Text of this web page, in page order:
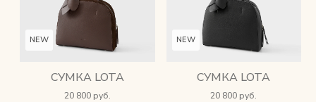
Снимаем с производства
Косметика для ухода
NEW
СУМКА LOTA
20 800 руб.
NEW
СУМКА LOTA
20 800 руб.